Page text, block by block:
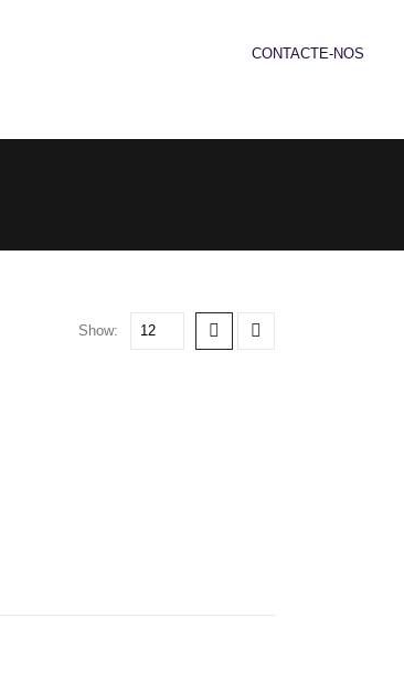
CONTACTE-NOS
Show: